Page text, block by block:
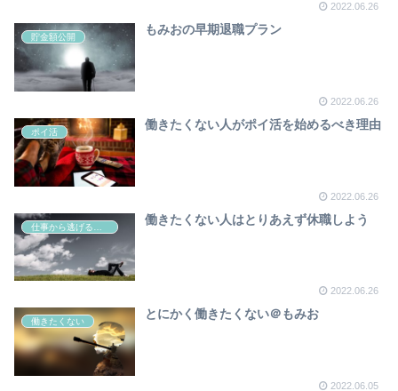
2022.06.26
貯金額公開
もみおの早期退職プラン
2022.06.26
ポイ活
働きたくない人がポイ活を始めるべき理由
2022.06.26
働きたくない人はとりあえず休職しよう
2022.06.26
働きたくない
とにかく働きたくない＠もみお
2022.06.05